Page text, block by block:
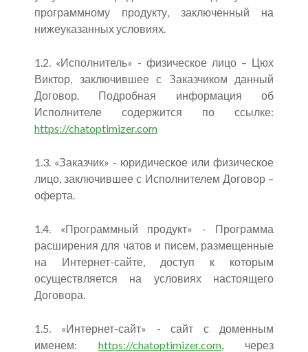
программному продукту, заключенный на
нижеуказанных условиях.
1.2. «Исполнитель» - физическое лицо – Цюх
Виктор, заключившее с Заказчиком данный
Договор. Подробная информация об
Исполнителе содержится по ссылке:
https://chatoptimizer.com
1.3. «Заказчик» - юридическое или физическое
лицо, заключившее с Исполнителем Договор –
оферта.
1.4. «Программный продукт» - Программа
расширения для чатов и писем, размещенные
на Интернет-сайте, доступ к которым
осуществляется на условиях настоящего
Договора.
1.5. «Интернет-сайт» - сайт с доменным
именем: https://chatoptimizer.com, через